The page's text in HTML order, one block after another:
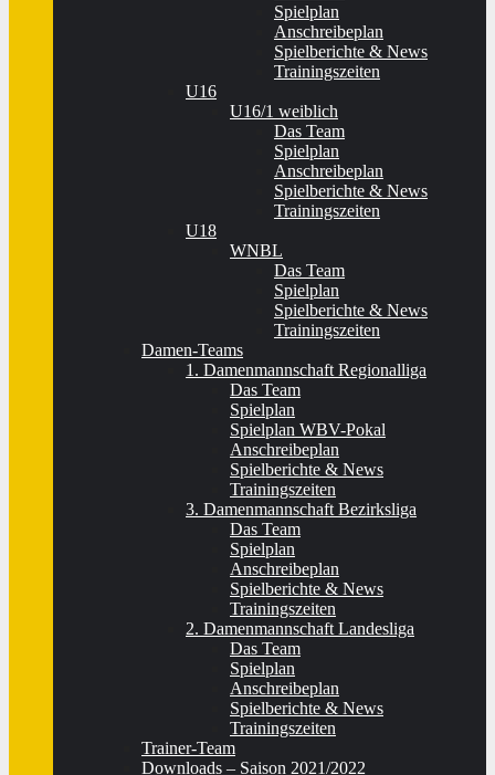
Spielplan
Anschreibeplan
Spielberichte & News
Trainingszeiten
U16
U16/1 weiblich
Das Team
Spielplan
Anschreibeplan
Spielberichte & News
Trainingszeiten
U18
WNBL
Das Team
Spielplan
Spielberichte & News
Trainingszeiten
Damen-Teams
1. Damenmannschaft Regionalliga
Das Team
Spielplan
Spielplan WBV-Pokal
Anschreibeplan
Spielberichte & News
Trainingszeiten
3. Damenmannschaft Bezirksliga
Das Team
Spielplan
Anschreibeplan
Spielberichte & News
Trainingszeiten
2. Damenmannschaft Landesliga
Das Team
Spielplan
Anschreibeplan
Spielberichte & News
Trainingszeiten
Trainer-Team
Downloads – Saison 2021/2022